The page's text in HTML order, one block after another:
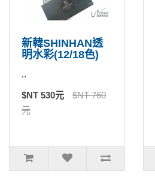
新韓SHINHAN透
明水彩(12/18色)
..
$NT 530元
$NT 760
元